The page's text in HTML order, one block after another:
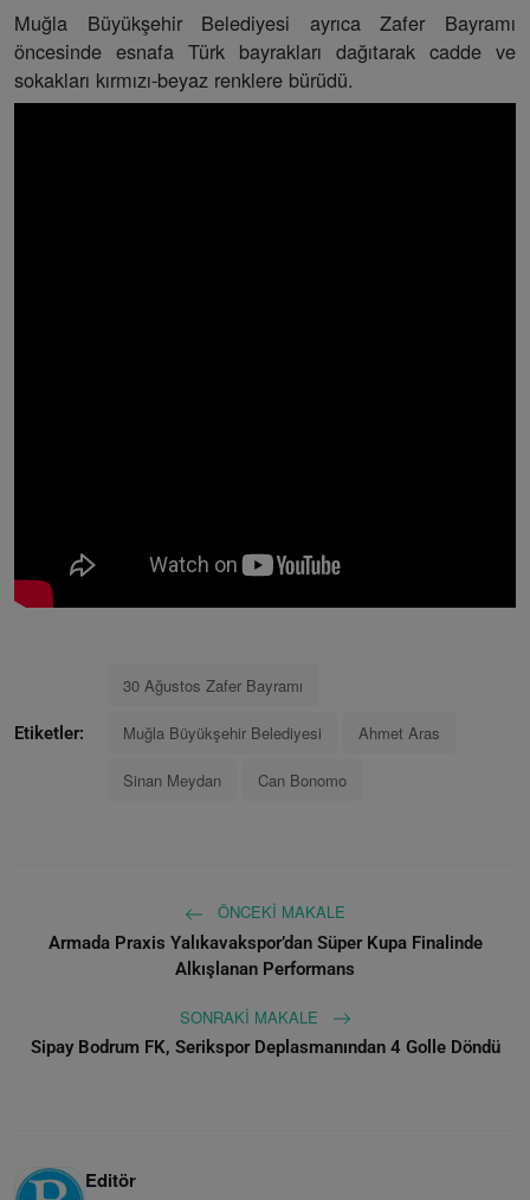
Muğla Büyükşehir Belediyesi ayrıca Zafer Bayramı
öncesinde esnafa Türk bayrakları dağıtarak cadde ve
sokakları kırmızı-beyaz renklere bürüdü.
Etiketler:
30 Ağustos Zafer Bayramı
Muğla Büyükşehir Belediyesi Ahmet Aras
Sinan Meydan Can Bonomo
ÖNCEKI MAKALE
Armada Praxis Yalıkavakspor’dan Süper Kupa Finalinde
Alkışlanan Performans
SONRAKI MAKALE
Sipay Bodrum FK, Serikspor Deplasmanından 4 Golle Döndü
Editör